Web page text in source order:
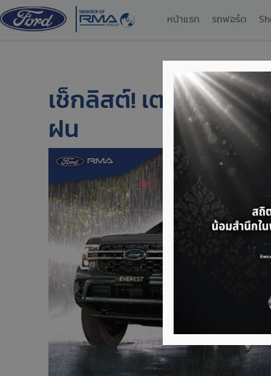
หน้าแรก รถฟอร์ด
เช็กลิสต์! เตรียมควา
ฝน